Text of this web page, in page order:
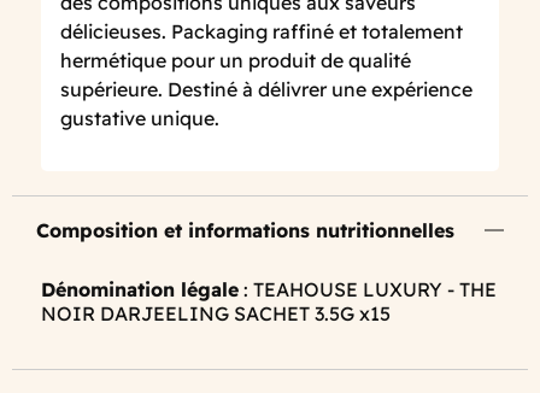
délicieuses. Packaging raffiné et totalement
hermétique pour un produit de qualité
supérieure. Destiné à délivrer une expérience
gustative unique.
Composition et informations nutritionnelles
Dénomination légale : TEAHOUSE LUXURY - THE
NOIR DARJEELING SACHET 3.5G x15